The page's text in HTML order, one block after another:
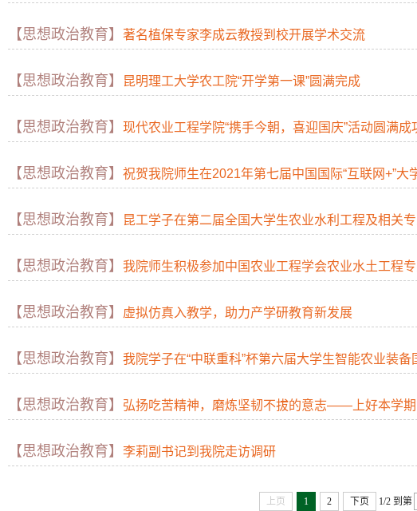
【思想政治教育】 著名植保专家李成云教授到校开展学术交流
【思想政治教育】 昆明理工大学农工院“开学第一课”圆满完成
【思想政治教育】 现代农业工程学院“携手今朝，喜迎国庆”活动圆满成
【思想政治教育】 祝贺我院师生在2021年第七届中国国际“互联网+”大学生
【思想政治教育】 昆工学子在第二届全国大学生农业水利工程及相关专业创
【思想政治教育】 我院师生积极参加中国农业工程学会农业水土工程专业
【思想政治教育】 虚拟仿真入教学，助力产学研教育新发展
【思想政治教育】 我院学子在“中联重科”杯第六届大学生智能农业装备
【思想政治教育】 弘扬吃苦精神，磨炼坚韧不拔的意志——上好本学期第
【思想政治教育】 李莉副书记到我院走访调研
上页 1 2 下页 1/2 到第